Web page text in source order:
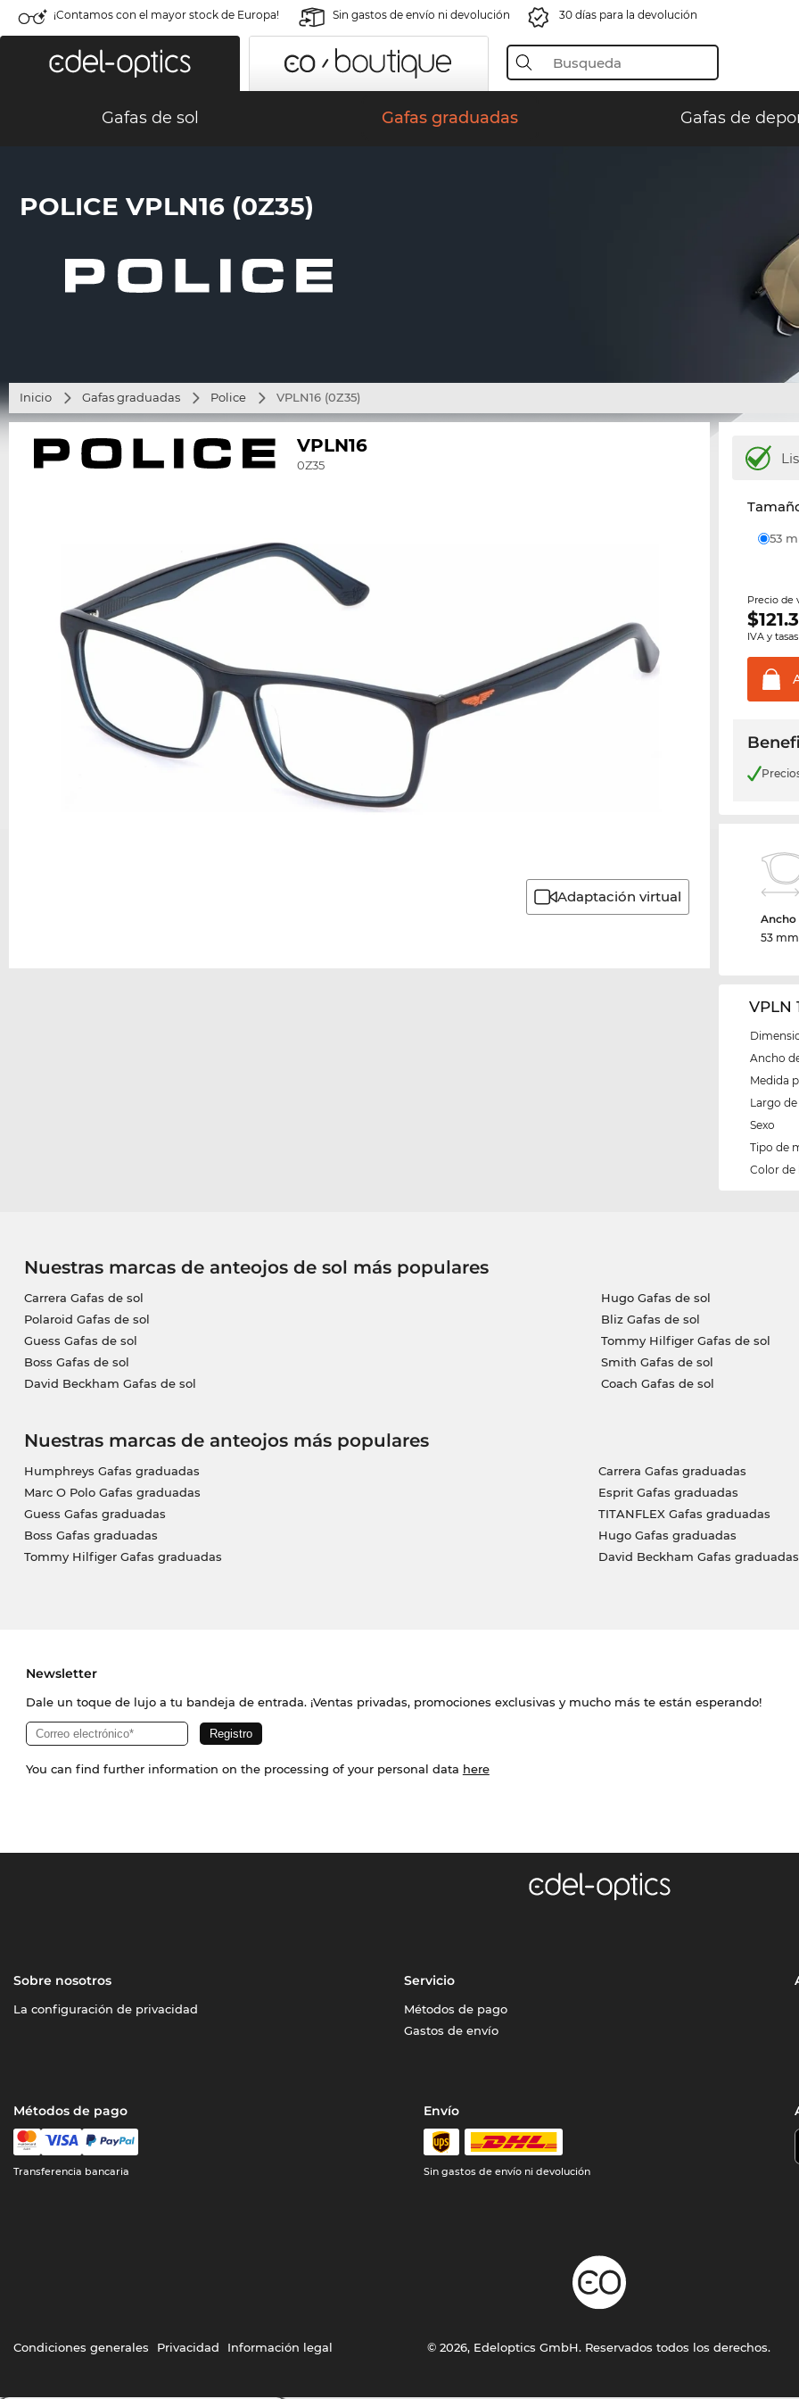
¡Contamos con el mayor stock de Europa! Sin gastos de envío ni devolución 30 días para la devolución
Gafas de sol Gafas graduadas Gafas de
POLICE VPLN16 (0Z35)
Inicio Gafas graduadas Police VPLN16 (0Z35)
VPLN16
0Z35
Adaptación virtual
53
Precio de
$
IVA y
Ancho
53 mm
VPLN
Ancho
Medida
Largo
Sexo
Tipo de
Color de
Nuestras marcas de anteojos de sol más populares
Carrera Gafas de sol
Polaroid Gafas de sol
Guess Gafas de sol
Boss Gafas de sol
David Beckham Gafas de sol
Hugo Gafas de sol
Bliz Gafas de sol
Tommy Hilfiger Gafas de sol
Smith Gafas de sol
Coach Gafas de sol
Nuestras marcas de anteojos más populares
Humphreys Gafas graduadas
Marc O Polo Gafas graduadas
Guess Gafas graduadas
Boss Gafas graduadas
Tommy Hilfiger Gafas graduadas
Carrera Gafas graduadas
Esprit Gafas graduadas
TITANFLEX Gafas graduadas
Hugo Gafas graduadas
David Beckham Gafas graduadas
Newsletter
Dale un toque de lujo a tu bandeja de entrada. ¡Ventas privadas, promociones exclusivas y mucho más te están esperando!
You can find further information on the processing of your personal data here
Sobre nosotros
La configuración de privacidad
Servicio
Métodos de pago
Gastos de envío
Métodos de pago
Transferencia bancaria
Envío
Sin gastos de envío ni devolución
Condiciones generales Privacidad Información legal © 2026, Edeloptics GmbH. Reservados todos los derechos.